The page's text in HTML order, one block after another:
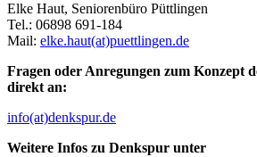
Elke Haut, Seniorenbüro Püttlingen
Tel.: 06898 691-184
Mail: elke.haut(at)puettlingen.de
Fragen oder Anregungen zum Konzept
direkt an:
info(at)denkspur.de
Weitere Infos zu Denkspur unter